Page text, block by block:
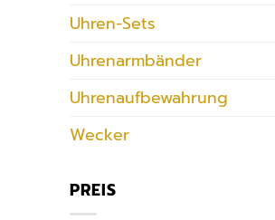
Uhren-Sets
Uhrenarmbänder
Uhrenaufbewahrung
Wecker
PREIS